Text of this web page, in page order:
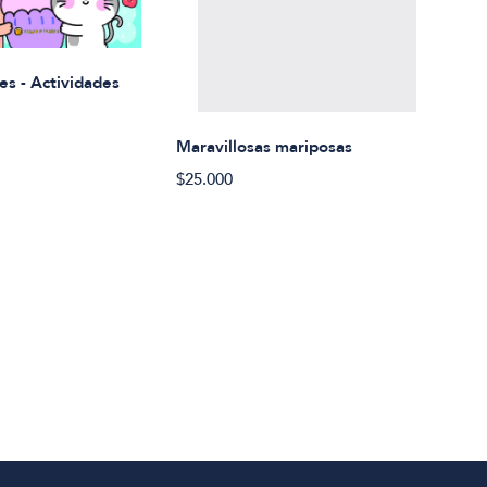
- Actividades
Maravillosas mariposas
$25.000